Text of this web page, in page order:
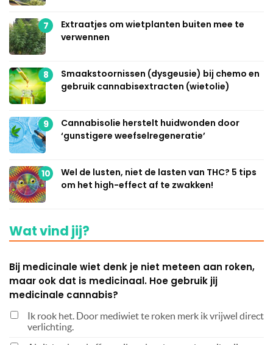
7
Extraatjes om wietplanten buiten mee te
verwennen
8
Smaakstoornissen (dysgeusie) bij chemo en
gebruik cannabisextracten (wietolie)
9
Cannabisolie herstelt huidwonden door
‘gunstigere weefselregeneratie’
10
Wel de lusten, niet de lasten van THC? 5 tips
om het high-effect af te zwakken!
Wat vind jij?
Bij medicinale wiet denk je niet meteen aan roken,
maar ook dat is medicinaal. Hoe gebruik jij
medicinale cannabis?
Ik rook het. Door mediwiet te roken merk ik vrijwel direct
verlichting.